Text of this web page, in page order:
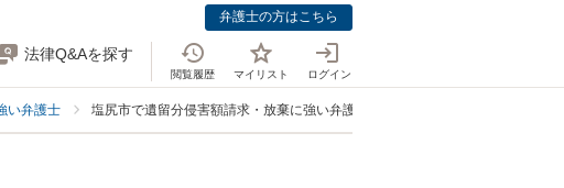
弁護士の方はこちら
法律Q&Aを探す
閲覧履歴 マイリスト ログイン
い弁護士 塩尻市で遺留分侵害額請求・放棄に強い弁護士